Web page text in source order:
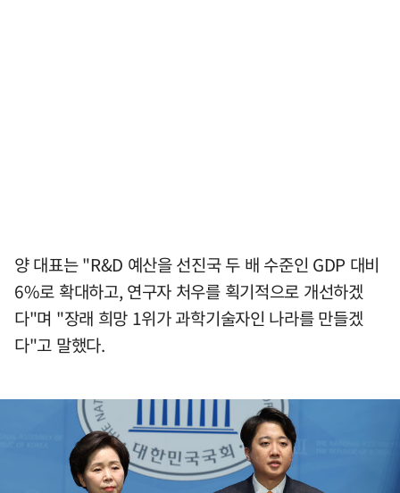
양 대표는 "R&D 예산을 선진국 두 배 수준인 GDP 대비
6%로 확대하고, 연구자 처우를 획기적으로 개선하겠
다"며 "장래 희망 1위가 과학기술자인 나라를 만들겠
다"고 말했다.